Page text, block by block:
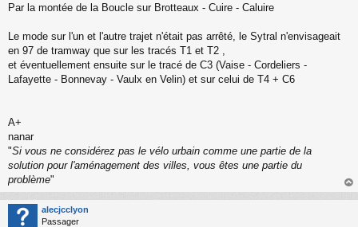
Par la montée de la Boucle sur Brotteaux - Cuire - Caluire
Le mode sur l'un et l'autre trajet n'était pas arrêté, le Sytral n'envisageait
en 97 de tramway que sur les tracés T1 et T2 ,
et éventuellement ensuite sur le tracé de C3 (Vaise - Cordeliers -
Lafayette - Bonnevay - Vaulx en Velin) et sur celui de T4 + C6
A+
nanar
"Si vous ne considérez pas le vélo urbain comme une partie de la
solution pour l'aménagement des villes, vous êtes une partie du
problème"
au
alecjcclyon
Passager